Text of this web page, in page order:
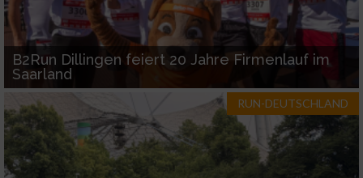
B2Run Dillingen feiert 20 Jahre Firmenlauf im
Saarland
RUN-DEUTSCHLAND